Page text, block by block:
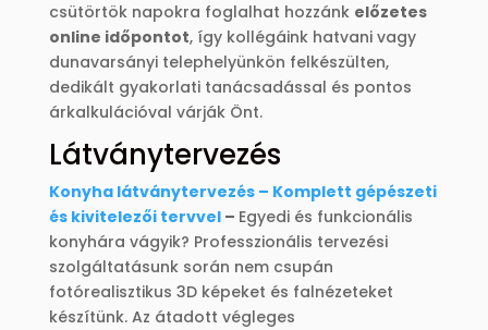
csütörtök napokra foglalhat hozzánk előzetes
online időpontot, így kollégáink hatvani vagy
dunavarsányi telephelyünkön felkészülten,
dedikált gyakorlati tanácsadással és pontos
árkalkulációval várják Önt.
Látványtervezés
Konyha látványtervezés – Komplett gépészeti
és kivitelezői tervvel– Egyedi és funkcionális
konyhára vágyik? Professzionális tervezési
szolgáltatásunk során nem csupán
fotórealisztikus 3D képeket és falnézeteket
készítünk. Az átadott végleges